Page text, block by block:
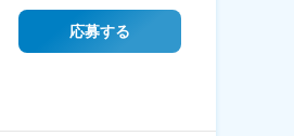
応募する